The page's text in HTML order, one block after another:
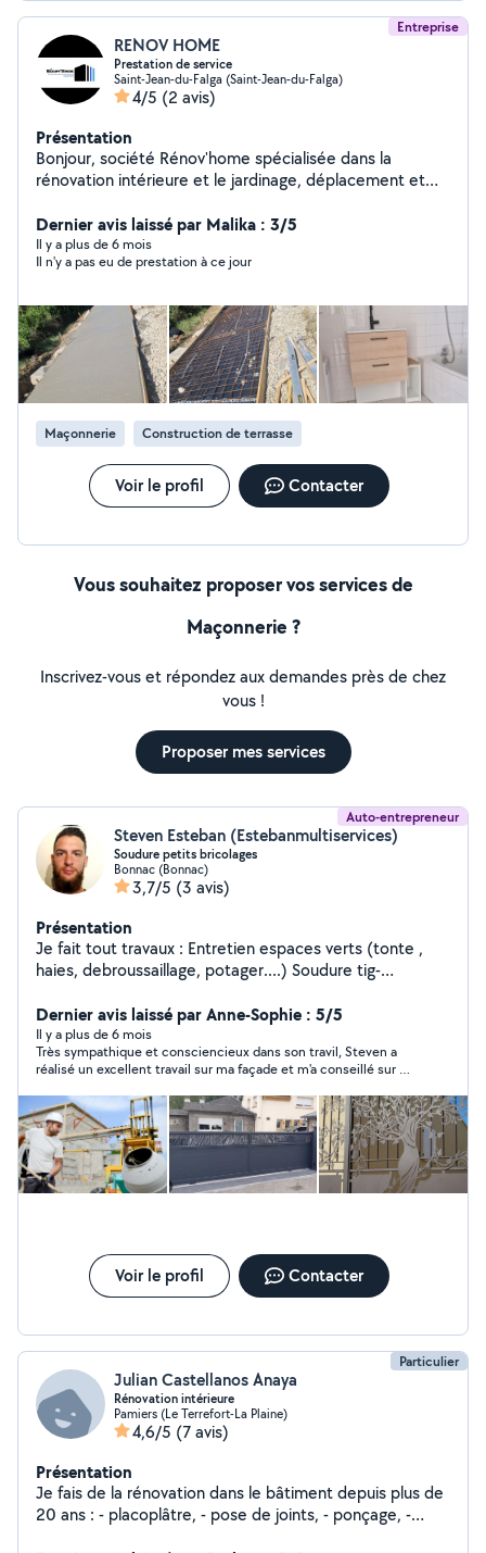
Entreprise
RENOV HOME
Prestation de service
Saint-Jean-du-Falga (Saint-Jean-du-Falga)
4/5 (2 avis)
Présentation
Bonjour, société Rénov'home spécialisée dans la
rénovation intérieure et le jardinage, déplacement et
Dernier avis laissé par Malika : 3/5
Il y a plus de 6 mois
Il n'y a pas eu de prestation à ce jour
Maçonnerie Construction de terrasse
Voir le profil Contacter
Vous souhaitez proposer vos services de
Maçonnerie ?
Inscrivez-vous et répondez aux demandes près de chez
vous !
Proposer mes services
Auto-entrepreneur
Steven Esteban (Estebanmultiservices)
Soudure petits bricolages
Bonnac (Bonnac)
3,7/5 (3 avis)
Présentation
Je fait tout travaux : Entretien espaces verts (tonte ,
haies, debroussaillage, potager....) Soudure tig-
Maçonnerie et Bâtiment
Dernier avis laissé par Anne-Sophie : 5/5
Il y a plus de 6 mois
Très sympathique et consciencieux dans son travil, Steven a
réalisé un excellent travail sur ma façade et m'a conseillé sur un
Voir le profil Contacter
Particulier
Julian Castellanos Anaya
Rénovation intérieure
Pamiers (Le Terrefort-La Plaine)
4,6/5 (7 avis)
Présentation
Je fais de la rénovation dans le bâtiment depuis plus de
20 ans : - placoplâtre, - pose de joints, - ponçage, -